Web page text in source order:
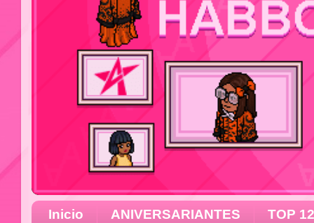
Inicio ANIVERSARIANTES
TOP 12